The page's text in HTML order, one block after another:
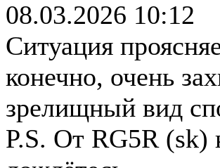
08.03.2026 10:12
Ситуация
конечно, очень
зрелищный вид
P.S. От RG5R (sk)